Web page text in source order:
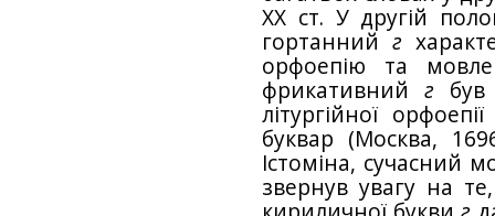
XX ст. У другій
гортаннийг
орфоепію та
фрикативнийг був
літургійної
буквар (Москва,
Істоміна, сучасний
звернув увагу на